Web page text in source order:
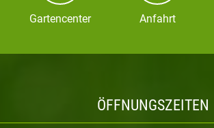
Gartencenter Anfahrt
ÖFFNUNGSZEITEN